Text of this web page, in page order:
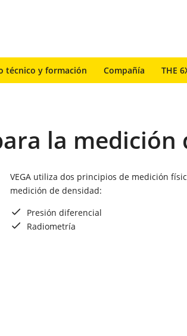
técnico y formación Compañía THE
la medición
VEGA utiliza dos principios de medición
medición de densidad:
Presión diferencial
Radiometría